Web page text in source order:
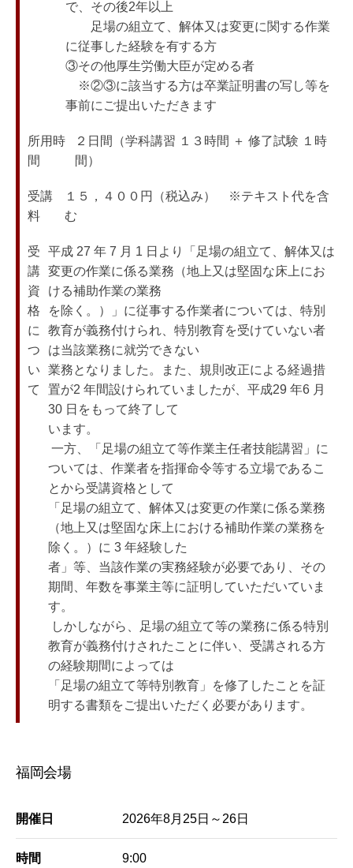
で、その後2年以上
足場の組立て、解体又は変更に関する作業
に従事した経験を有する方
③その他厚生労働大臣が定める者
※②③に該当する方は卒業証明書の写し等を
事前にご提出いただきます
所用時
間
２日間（学科講習 １３時間 ＋ 修了試験 １時
間）
受講
料
１５，４００円（税込み）　※テキスト代を含
む
受
講
資
格
に
つ
い
て
平成 27 年 7 月 1 日より「足場の組立て、解体又は
変更の作業に係る業務（地上又は堅固な床上にお
ける補助作業の業務
を除く。）」に従事する作業者については、特別
教育が義務付けられ、特別教育を受けていない者
は当該業務に就労できない
業務となりました。また、規則改正による経過措
置が2 年間設けられていましたが、平成29 年6 月
30 日をもって終了して
います。
一方、「足場の組立て等作業主任者技能講習」に
ついては、作業者を指揮命令等する立場であるこ
とから受講資格として
「足場の組立て、解体又は変更の作業に係る業務
（地上又は堅固な床上における補助作業の業務を
除く。）に 3 年経験した
者」等、当該作業の実務経験が必要であり、その
期間、年数を事業主等に証明していただいていま
す。
教育が義務付けされたことに伴い、受講される方
の経験期間によっては
「足場の組立て等特別教育」を修了したことを証
明する書類をご提出いただく必要があります。
福岡会場
開催日 2026年8月25日～26日
時間 9:00